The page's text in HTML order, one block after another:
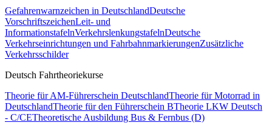
Gefahrenwarnzeichen in DeutschlandDeutsche
VorschriftszeichenLeit- und
InformationstafelnVerkehrslenkungstafelnDeutsche
Verkehrseinrichtungen und FahrbahnmarkierungenZusätzliche
Verkehrsschilder
Deutsch Fahrtheoriekurse
Theorie für AM-Führerschein DeutschlandTheorie für Motorrad in
DeutschlandTheorie für den Führerschein BTheorie LKW Deutsch
- C/CETheoretische Ausbildung Bus & Fernbus (D)